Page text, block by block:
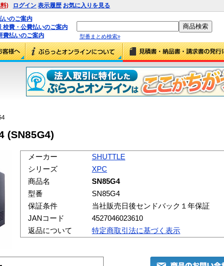
) ログイン 表示履歴 お気に入りを見る
いのご案内
校費・公費払いのご案内
費払いのご案内
型番まとめ検索»
(SN85G4)
メーカー
SHUTTLE
シリーズ
XPC
商品名
SN85G4
型番
SN85G4
保証条件
当社販売日後センドバック１年保証
JANコード
4527046023610
返品について
特定商取引法に基づく表示